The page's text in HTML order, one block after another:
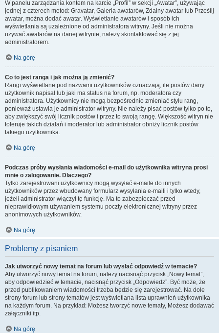
W panelu zarządzania kontem na karcie „Profil” w sekcji „Awatar”, używając
jednej z czterech metod: Gravatar, Galeria awatarów, Zdalny awatar lub Prześlij
awatar, można dodać awatar. Wyświetlanie awatarów i sposób ich
wyświetlania są uzależnione od administratora witryny. Jeśli nie można
używać awatarów na danej witrynie, należy skontaktować się z jej
administratorem.
Na górę
Co to jest ranga i jak można ją zmienić?
Rangi wyświetlane pod nazwami użytkowników oznaczają, ile postów dany
użytkownik napisał lub jaki ma status na forum, np. moderatora czy
administratora. Użytkownicy nie mogą bezpośrednio zmieniać stylu rang,
ponieważ ustawia je administrator witryny. Nie należy pisać postów tylko po to,
aby zwiększyć swój licznik postów i przez to swoją rangę. Większość witryn nie
toleruje takich działań i moderator lub administrator obniży licznik postów
takiego użytkownika.
Na górę
Podczas próby wysłania wiadomości e-mail do użytkownika witryna prosi
mnie o zalogowanie. Dlaczego?
Tylko zarejestrowani użytkownicy mogą wysyłać e-maile do innych
użytkowników przez wbudowany formularz wysyłania e-maili i tylko wtedy,
jeżeli administrator włączył tę funkcję. Ma to zabezpieczać przed
nieprawidłowym używaniem systemu poczty elektronicznej witryny przez
anonimowych użytkowników.
Na górę
Problemy z pisaniem
Jak utworzyć nowy temat na forum lub wysłać odpowiedź w temacie?
Aby utworzyć nowy temat na forum, należy nacisnąć przycisk „Nowy temat”,
aby odpowiedzieć w temacie, nacisnąć przycisk „Odpowiedz”. Być może, że
przed publikowaniem wiadomości trzeba będzie się zarejestrować. Na dole
strony forum lub strony tematów jest wyświetlana lista uprawnień użytkownika
na każdym forum. Na przykład: Możesz tworzyć nowe tematy, Możesz dodawać
załączniki itp.
Na górę